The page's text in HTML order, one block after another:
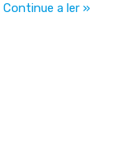
Continue a ler »